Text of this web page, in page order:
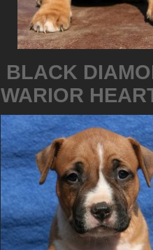
BLACK
WARIOR